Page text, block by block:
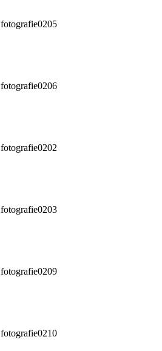
fotografie0205
fotografie0206
fotografie0202
fotografie0203
fotografie0209
fotografie0210